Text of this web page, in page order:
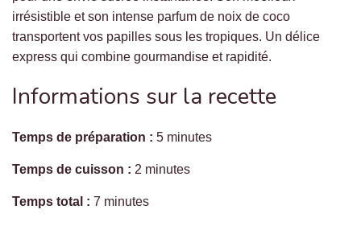
irrésistible et son intense parfum de noix de coco
transportent vos papilles sous les tropiques. Un délice
express qui combine gourmandise et rapidité.
Informations sur la recette
Temps de préparation : 5 minutes
Temps de cuisson : 2 minutes
Temps total : 7 minutes